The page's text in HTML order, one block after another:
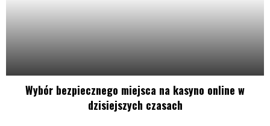
Wybór bezpiecznego miejsca na kasyno online w
dzisiejszych czasach